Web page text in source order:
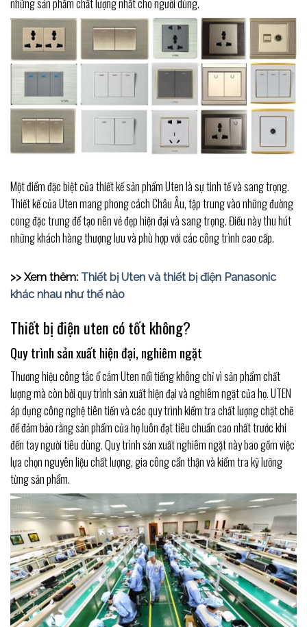
những sản phẩm chất lượng nhất cho người dùng.
Một điểm đặc biệt của thiết kế sản phẩm Uten là sự tinh tế và sang trọng.
Thiết kế của Uten mang phong cách Châu Âu, tập trung vào những đường
cong đặc trưng để tạo nên vẻ đẹp hiện đại và sang trọng. Điều này thu hút
những khách hàng thượng lưu và phù hợp với các công trình cao cấp.
>> Xem thêm: Thiết bị Uten và thiết bị điện Panasonic
khác nhau như thế nào
Thiết bị điện uten có tốt không?
Quy trình sản xuất hiện đại, nghiêm ngặt
Thương hiệu công tắc ổ cắm Uten nổi tiếng không chỉ vì sản phẩm chất
lượng mà còn bởi quy trình sản xuất hiện đại và nghiêm ngặt của họ. UTEN
áp dụng công nghệ tiên tiến và các quy trình kiểm tra chất lượng chặt chẽ
để đảm bảo rằng sản phẩm của họ luôn đạt tiêu chuẩn cao nhất trước khi
đến tay người tiêu dùng. Quy trình sản xuất nghiêm ngặt này bao gồm việc
lựa chọn nguyên liệu chất lượng, gia công cẩn thận và kiểm tra kỹ lưỡng
từng sản phẩm.